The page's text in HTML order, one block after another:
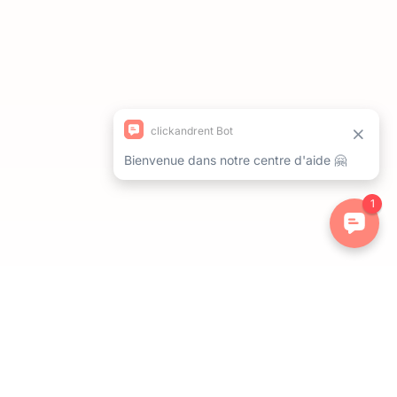
Personnalisez vos préférences pour contrôler la manière dont